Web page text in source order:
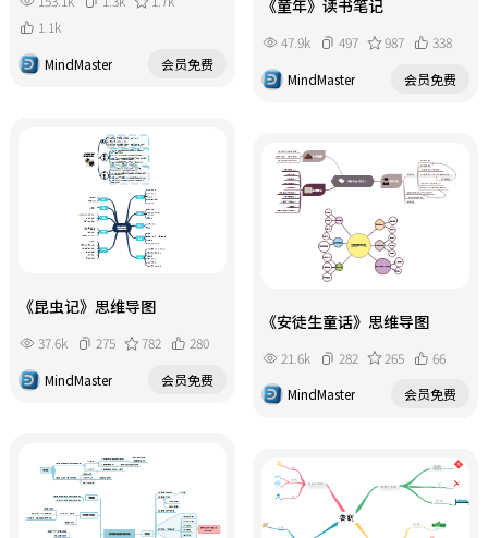
1.1k
MindMaster
会员免费
《童年》读书笔记
47.9k 497 987
338
MindMaster
会员免费
《昆虫记》思维导图
37.6k 275 782
280
MindMaster
会员免费
《安徒生童话》思维导图
21.6k 282 265
66
MindMaster
会员免费